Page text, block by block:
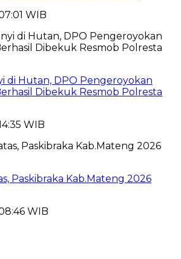
WIB
di Hutan, DPO Pengeroyokan
Dibekuk Resmob Polresta
WIB
Paskibraka Kab.Mateng 2026
WIB